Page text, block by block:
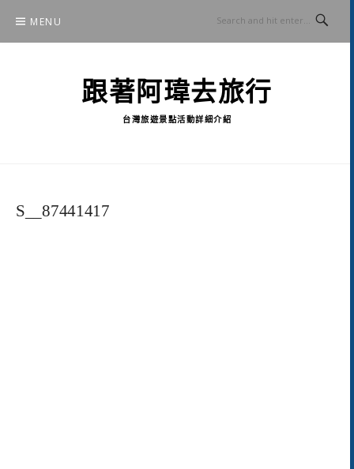
content
MENU
跟著阿瑋去旅行
台灣旅遊景點活動詳細介紹
S__87441417